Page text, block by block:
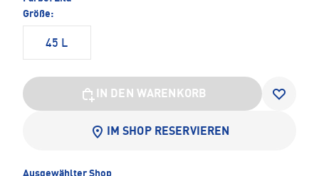
Größe:
45 L
IN DEN WARENKORB
IM SHOP RESERVIEREN
Ausgewählter Shop